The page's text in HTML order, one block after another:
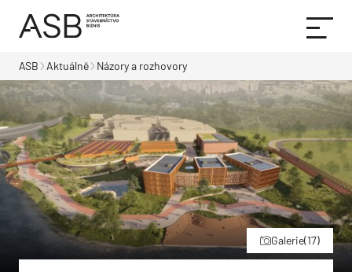
ASB Aktuálně Názory a rozhovory
Galerie(17)